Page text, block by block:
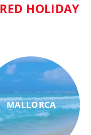
RED HOLIDAY
MALLORCA